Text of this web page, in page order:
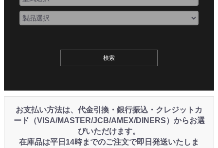
お支払い方法は、代金引換・銀行振込・クレジットカ
ード（VISA/MASTER/JCB/AMEX/DINERS）からお選
びいただけます。
在庫品は平日14時までのご注文で即日発送いたしま